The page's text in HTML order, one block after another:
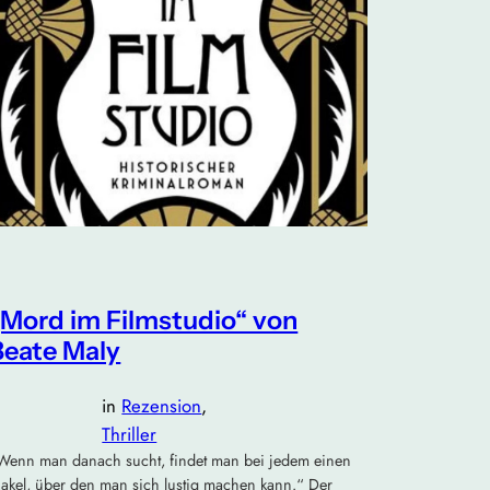
im Filmstudio“ von
Maly
in Rezension
Thriller
man danach sucht, findet man bei jedem einen
über den man sich lustig machen kann.“ Der